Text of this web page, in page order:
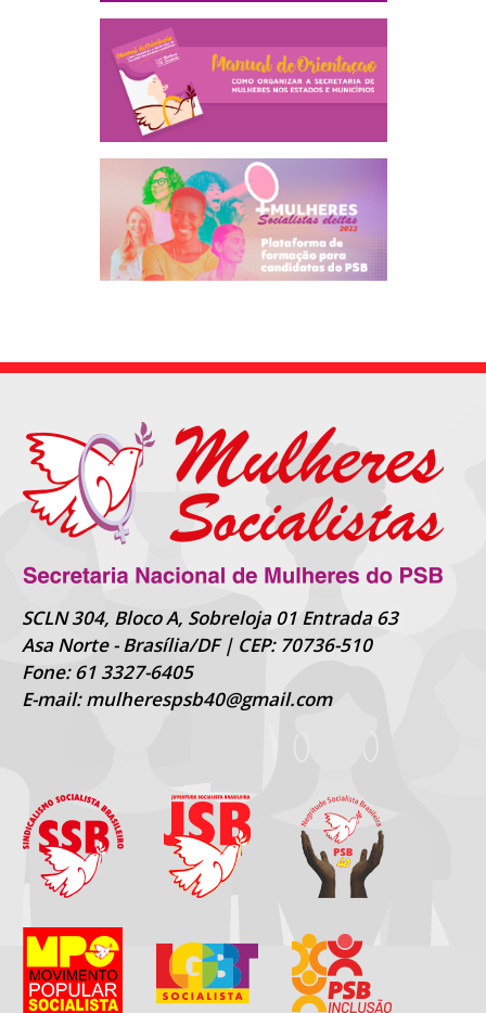
SCLN 304, Bloco A, Sobreloja 01 Entrada 63
Asa Norte - Brasília/DF | CEP: 70736-510
Fone: 61 3327-6405
E-mail: mulherespsb40@gmail.com